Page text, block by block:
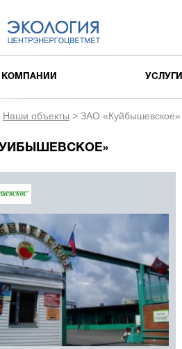
КОМПАНИИ УСЛУГИ
Наши объекты > ЗАО «Куйбышевское»